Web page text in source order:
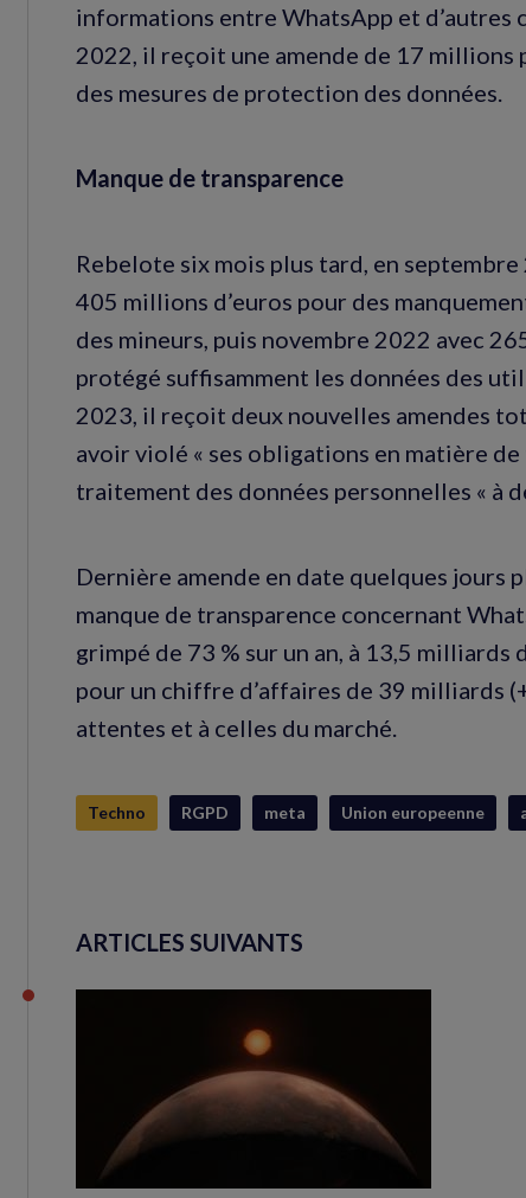
informations entre WhatsApp et d’autres
2022, il reçoit une amende de 17 millions
des mesures de protection des données.
Manque de transparence
Rebelote six mois plus tard, en
405 millions d’euros pour des
des mineurs, puis novembre 2022 avec
protégé suffisamment les données des
2023, il reçoit deux nouvelles amendes
avoir violé « ses obligations en matière
traitement des données personnelles « à
Dernière amende en date quelques jours
manque de transparence concernant
grimpé de 73 % sur un an, à 13,5
pour un chiffre d’affaires de 39 milliards
attentes et à celles du marché.
Techno RGPD meta Union europeenne
ARTICLES SUIVANTS